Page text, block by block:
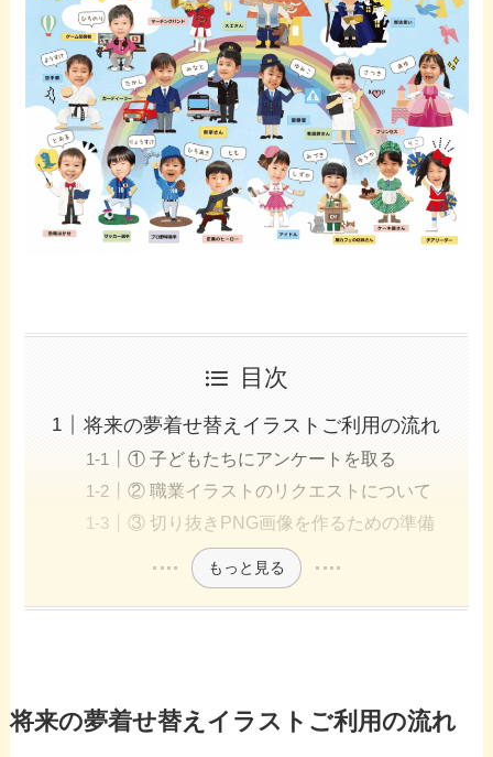
目次
将来の夢着せ替えイラストご利用の流れ
① 子どもたちにアンケートを取る
② 職業イラストのリクエストについて
③ 切り抜きPNG画像を作るための準備
もっと見る
将来の夢着せ替えイラストご利用の流れ